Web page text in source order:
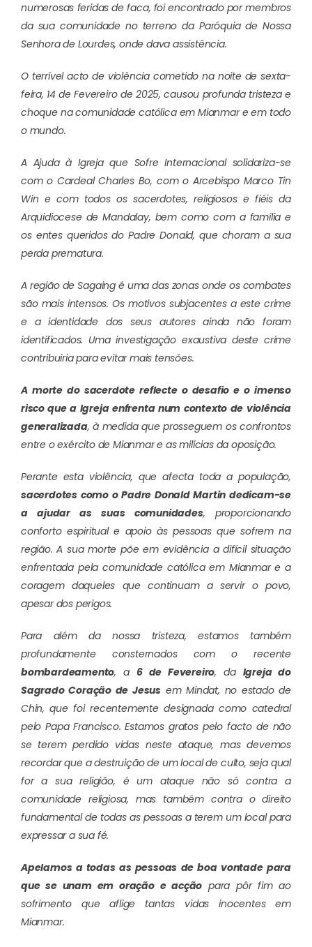
numerosas feridas de faca, foi encontrado por membros
da sua comunidade no terreno da Paróquia de Nossa
Senhora de Lourdes, onde dava assistência.
O terrível acto de violência cometido na noite de sexta-
feira, 14 de Fevereiro de 2025, causou profunda tristeza e
choque na comunidade católica em Mianmar e em todo
o mundo.
A Ajuda à Igreja que Sofre Internacional solidariza-se
com o Cardeal Charles Bo, com o Arcebispo Marco Tin
Win e com todos os sacerdotes, religiosos e fiéis da
Arquidiocese de Mandalay, bem como com a família e
os entes queridos do Padre Donald, que choram a sua
perda prematura.
A região de Sagaing é uma das zonas onde os combates
são mais intensos. Os motivos subjacentes a este crime
e a identidade dos seus autores ainda não foram
identificados. Uma investigação exaustiva deste crime
contribuiria para evitar mais tensões.
A morte do sacerdote reflecte o desafio e o imenso
risco que a Igreja enfrenta num contexto de violência
generalizada, à medida que prosseguem os confrontos
entre o exército de Mianmar e as milícias da oposição.
Perante esta violência, que afecta toda a população,
sacerdotes como o Padre Donald Martin dedicam-se
a ajudar as suas comunidades, proporcionando
conforto espiritual e apoio às pessoas que sofrem na
região. A sua morte põe em evidência a difícil situação
enfrentada pela comunidade católica em Mianmar e a
coragem daqueles que continuam a servir o povo,
apesar dos perigos.
Para além da nossa tristeza, estamos também
profundamente consternados com o recente
bombardeamento, a 6 de Fevereiro, da Igreja do
Sagrado Coração de Jesus em Mindat, no estado de
Chin, que foi recentemente designada como catedral
pelo Papa Francisco. Estamos gratos pelo facto de não
se terem perdido vidas neste ataque, mas devemos
recordar que a destruição de um local de culto, seja qual
for a sua religião, é um ataque não só contra a
comunidade religiosa, mas também contra o direito
fundamental de todas as pessoas a terem um local para
expressar a sua fé.
Apelamos a todas as pessoas de boa vontade para
que se unam em oração e acção para pôr fim ao
sofrimento que aflige tantas vidas inocentes em
Mianmar.